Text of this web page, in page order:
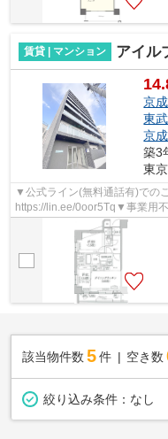
賃貸 | マンション アイル
京
東
京
築3
東
▼公式ライン(無料通話有)での
https://lin.ee/0oor5Tq▼事業用
応可能になります▼他社様の物
該当物件数 5件 空き数
絞り込み条件： なし